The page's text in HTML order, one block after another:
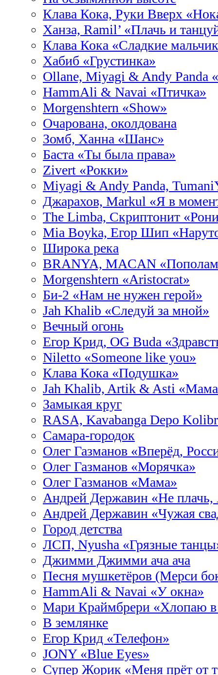
Клава Кока, Руки Вверх
Ханза, Ramil’ «Плачь и
Клава Кока «Сладкие
Хабиб «Грустинка»
Ollane, Miyagi & Andy Panda
HammAli & Navai «Птичка»
Morgenshtern «Show»
Очарована, околдована
Зомб, Ханна «Шанс»
Баста «Ты была права»
Zivert «Рокки»
Miyagi & Andy Panda,
Джарахов, Markul «Я в
The Limba, Скриптонит
Mia Boyka, Егор Шип
Широка река
BRANYA, MACAN
Morgenshtern «Aristocrat»
Би-2 «Нам не нужен герой»
Jah Khalib «Следуй за мной»
Вечный огонь
Егор Крид, OG Buda
Niletto «Someone like you»
Клава Кока «Подушка»
Jah Khalib, Artik & Asti
Замыкая круг
RASA, Kavabanga Depo
Самара-городок
Олег Газманов «Вперёд,
Олег Газманов «Морячка»
Олег Газманов «Мама»
Андрей Державин «Не плачь,
Андрей Державин «Чужая
Город детства
ЛСП, Nyusha «Грязные
Джимми Джимми ача ача
Песня мушкетёров (Мерси
HammAli & Navai «У окна»
Мари Краймбрери «Хлопаю
В землянке
Егор Крид «Телефон»
JONY «Blue Eyes»
Супер Жорик «Меня прёт от